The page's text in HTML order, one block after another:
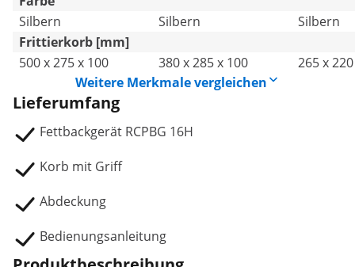
Silbern
Silbern
Silbern
Frittierkorb [mm]
500 x 275 x 100
380 x 285 x 100
265 x
Weitere Merkmale vergleichen
Lieferumfang
Fettbackgerät RCPBG 16H
Korb mit Griff
Abdeckung
Bedienungsanleitung